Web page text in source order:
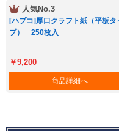
人気No.3
[ハプコ]厚口クラフト紙（平板タ
プ） 250枚入
￥9,200
商品詳細へ